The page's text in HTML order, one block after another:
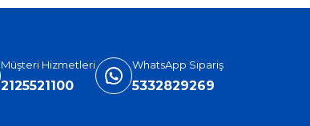
Müşteri Hizmetleri
2125521100
WhatsApp Sipariş
5332829269